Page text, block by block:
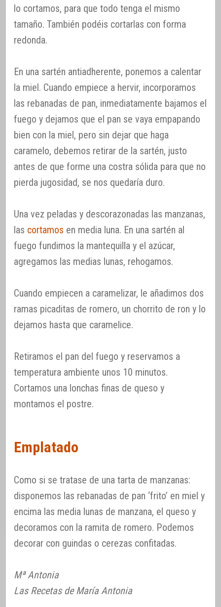
lo cortamos, para que todo tenga el mismo
tamaño. También podéis cortarlas con forma
redonda.
En una sartén antiadherente, ponemos a calentar
la miel. Cuando empiece a hervir, incorporamos
las rebanadas de pan, inmediatamente bajamos el
fuego y dejamos que el pan se vaya empapando
bien con la miel, pero sin dejar que haga
caramelo, debemos retirar de la sartén, justo
antes de que forme una costra sólida para que no
pierda jugosidad, se nos quedaría duro.
Una vez peladas y descorazonadas las manzanas,
las cortamos en media luna. En una sartén al
fuego fundimos la mantequilla y el azúcar,
agregamos las medias lunas, rehogamos.
Cuando empiecen a caramelizar, le añadimos dos
ramas picaditas de romero, un chorrito de ron y lo
dejamos hasta que caramelice.
Retiramos el pan del fuego y reservamos a
temperatura ambiente unos 10 minutos.
Cortamos una lonchas finas de queso y
montamos el postre.
Emplatado
Como si se tratase de una tarta de manzanas:
disponemos las rebanadas de pan ‘frito’ en miel y
encima las media lunas de manzana, el queso y
decoramos con la ramita de romero. Podemos
decorar con guindas o cerezas confitadas.
Mª Antonia
Las Recetas de María Antonia